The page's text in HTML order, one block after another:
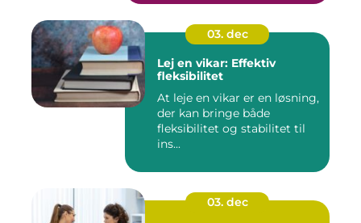
03. dec
Lej en vikar: Effektiv
fleksibilitet
At leje en vikar er en løsning,
der kan bringe både
fleksibilitet og stabilitet til
ins...
03. dec